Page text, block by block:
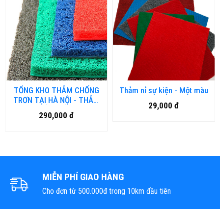
TỔNG KHO THẢM CHỐNG
TRƠN TẠI HÀ NỘI - THẢM
NHỤA RỐI, THẢM NHƯA
LƯỚI, THẢM 3D
290,000 đ
Thảm nỉ sự kiện - Một màu
29,000 đ
MIỄN PHÍ GIAO HÀNG
Cho đơn từ 500.000đ trong 10km đầu tiên